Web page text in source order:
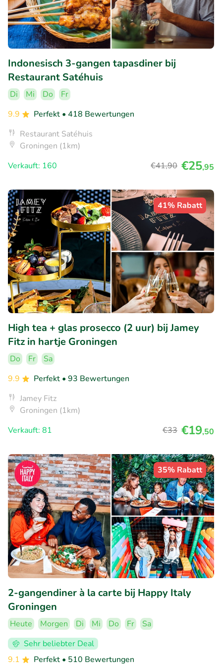
Indonesisch 3-gangen tapasdiner bij
Restaurant Satéhuis
Di Mi Do
Fr
9.9
Perfekt • 418 Bewertungen
Restaurant Satéhuis
Groningen (1km)
Verkauft: 160
€41,90 €25,95
41% Rabatt
High tea + glas prosecco (2 uur) bij Jamey
Fitz in hartje Groningen
Do Fr
Sa
9.9
Perfekt • 93 Bewertungen
Jamey Fitz
Groningen (1km)
Verkauft: 81
€33 €19,50
35% Rabatt
2-gangendiner à la carte bij Happy Italy
Groningen
Heute Morgen Di Mi Do Fr
Sa
Sehr beliebter Deal
9.1
Perfekt • 510 Bewertungen